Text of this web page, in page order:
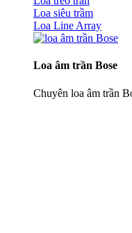
Loa siêu trầm
Loa Line Array
Loa âm trần Bose
Chuyên loa âm trần